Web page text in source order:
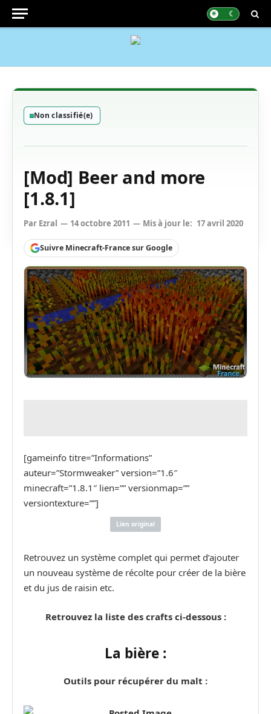
Non classifié(e)
[Mod] Beer and more
[1.8.1]
Par Ezral 14 octobre 2011 Mis à jour le: 17 avril 2020
Suivre Minecraft-France sur Google
[gameinfo titre=”Informations”
auteur=”Stormweaker” version=”1.6″
minecraft=”1.8.1″ lien=”” versionmap=””
versiontexture=””]
Lien original
Retrouvez un système complet qui permet d’ajouter
un nouveau système de récolte pour créer de la bière
et du jus de raisin etc.
Retrouvez la liste des crafts ci-dessous :
La bière :
Outils pour récupérer du malt :